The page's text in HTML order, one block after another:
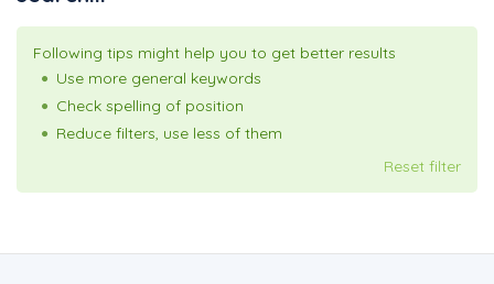
Following tips might help you to get better results
Use more general keywords
Check spelling of position
Reduce filters, use less of them
Reset filter